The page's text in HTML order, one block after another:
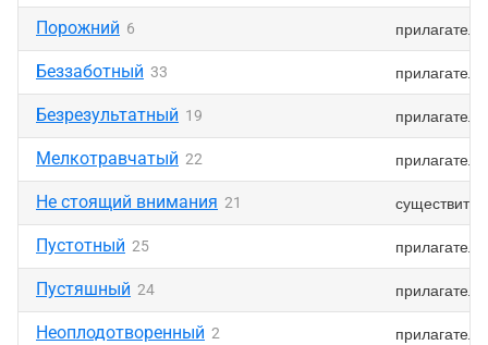
Порожний 6
Беззаботный 33
Безрезультатный 19
Мелкотравчатый 22
Не стоящий внимания 21
Пустотный 25
Пустяшный 24
Неоплодотворенный 2